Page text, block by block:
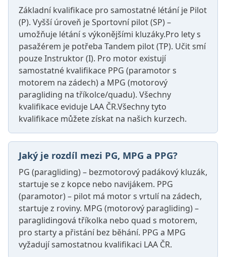
Základní kvalifikace pro samostatné létání je Pilot
(P). Vyšší úroveň je Sportovní pilot (SP) –
umožňuje létání s výkonějšími kluzáky.Pro lety s
pasažérem je potřeba Tandem pilot (TP). Učit smí
pouze Instruktor (I). Pro motor existují
samostatné kvalifikace PPG (paramotor s
motorem na zádech) a MPG (motorový
paragliding na tříkolce/quadu). Všechny
kvalifikace eviduje LAA ČR.Všechny tyto
kvalifikace můžete získat na našich kurzech.
Jaký je rozdíl mezi PG, MPG a PPG?
PG (paragliding) – bezmotorový padákový kluzák,
startuje se z kopce nebo navijákem. PPG
(paramotor) – pilot má motor s vrtulí na zádech,
startuje z roviny. MPG (motorový paragliding) –
paraglidingová tříkolka nebo quad s motorem,
pro starty a přistání bez běhání. PPG a MPG
vyžadují samostatnou kvalifikaci LAA ČR.